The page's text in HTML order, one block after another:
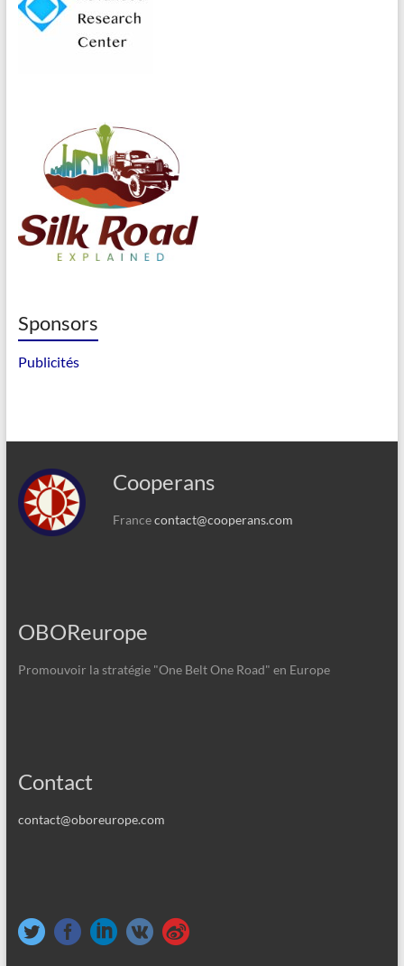
Sponsors
Publicités
Cooperans
Francecontact@cooperans.com
OBOReurope
Promouvoir la stratégie "One Belt One Road" en Europe
Contact
contact@oboreurope.com